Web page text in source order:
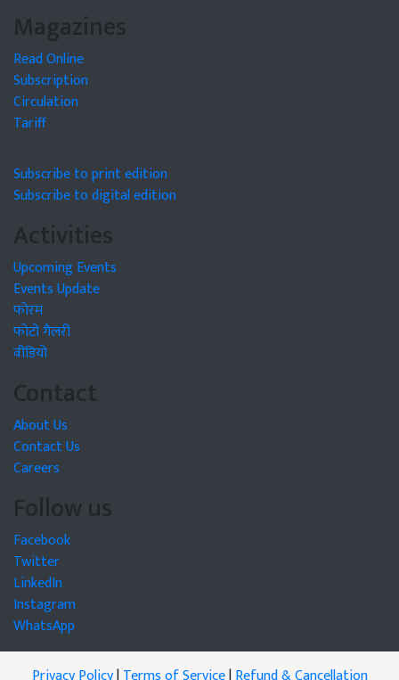
Magazines
Read Online
Subscription
Circulation
Tariff
Subscribe to print edition
Subscribe to digital edition
Activities
Upcoming Events
Events Update
फोरम
फोटो गैलरी
वीडियो
Contact
About Us
Contact Us
Careers
Follow us
Facebook
Twitter
LinkedIn
Instagram
WhatsApp